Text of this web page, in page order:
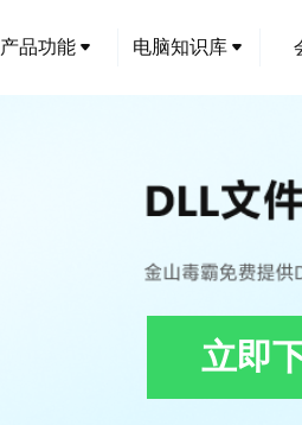
产品功能 电脑知识库
立即